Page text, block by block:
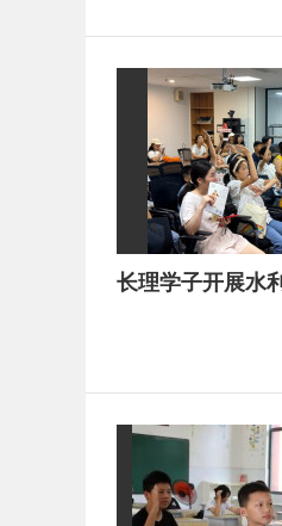
长理学子开展水